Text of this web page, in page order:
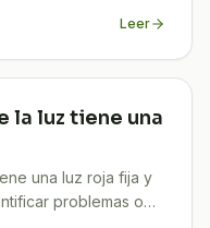
Leer
la luz tiene una
una luz roja fija y
problemas o